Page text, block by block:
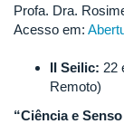
Profa. Dra.
Acesso em:
II Seilic: 22
Remoto)
“Ciência e